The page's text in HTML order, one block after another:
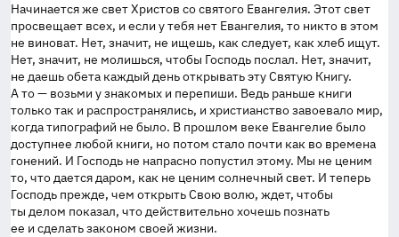
Начинается же свет Христов со святого Евангелия. Этот свет
просвещает всех, и если у тебя нет Евангелия, то никто в этом
не виноват. Нет, значит, не ищешь, как следует, как хлеб ищут.
Нет, значит, не молишься, чтобы Господь послал. Нет, значит,
не даешь обета каждый день открывать эту Святую Книгу.
А то — возьми у знакомых и перепиши. Ведь раньше книги
только так и распространялись, и христианство завоевало мир,
когда типографий не было. В прошлом веке Евангелие было
доступнее любой книги, но потом стало почти как во времена
гонений. И Господь не напрасно попустил этому. Мы не ценим
то, что дается даром, как не ценим солнечный свет. И теперь
Господь прежде, чем открыть Свою волю, ждет, чтобы
ты делом показал, что действительно хочешь познать
ее и сделать законом своей жизни.